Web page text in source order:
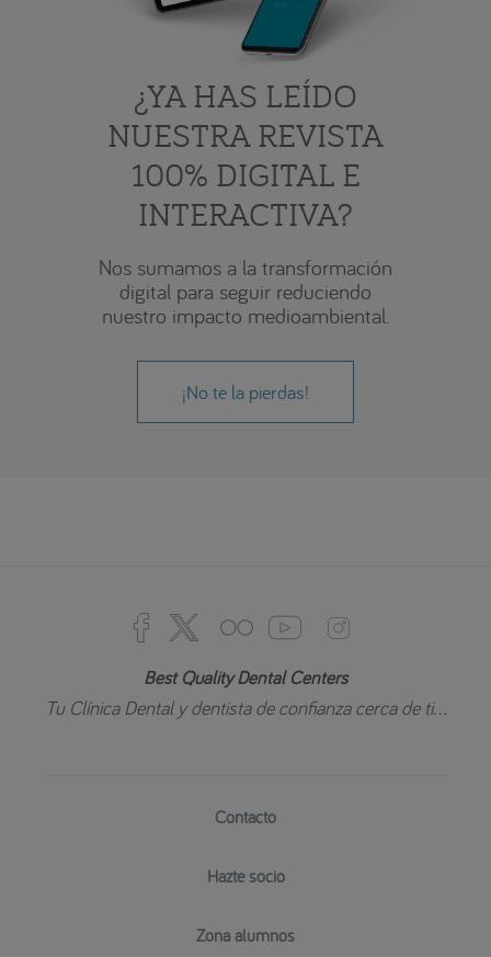
¿YA HAS LEÍDO
NUESTRA REVISTA
100% DIGITAL E
INTERACTIVA?
Nos sumamos a la transformación
digital para seguir reduciendo
nuestro impacto medioambiental.
¡No te la pierdas!
Best Quality Dental Centers
Tu Clínica Dental y dentista de confianza cerca de ti...
Contacto
Hazte socio
Zona alumnos